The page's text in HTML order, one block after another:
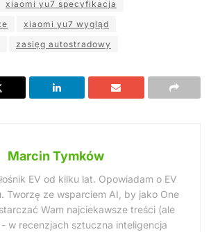
xiaomi yu7 specyfikacja
xiaomi yu7 wygląd
zasięg autostradowy
Marcin Tymków
EV od kilku lat. Opowiadam o EV
Tworzę ze wsparciem AI, by jako One
Wam najciekawsze treści (ale
w recenzjach sztuczna inteligencja